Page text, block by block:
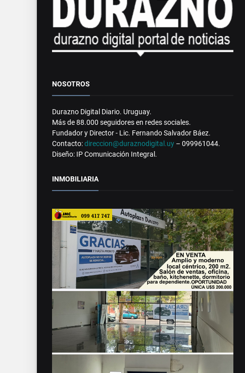
NOSOTROS
Durazno Digital Diario. Uruguay.
Más de 88.000 seguidores en redes sociales.
Fundador y Director - Lic. Fernando Salvador Báez.
Contacto:direccion@duraznodigital.uy – 099961044.
Diseño: IP Comunicación Integral.
INMOBILIARIA